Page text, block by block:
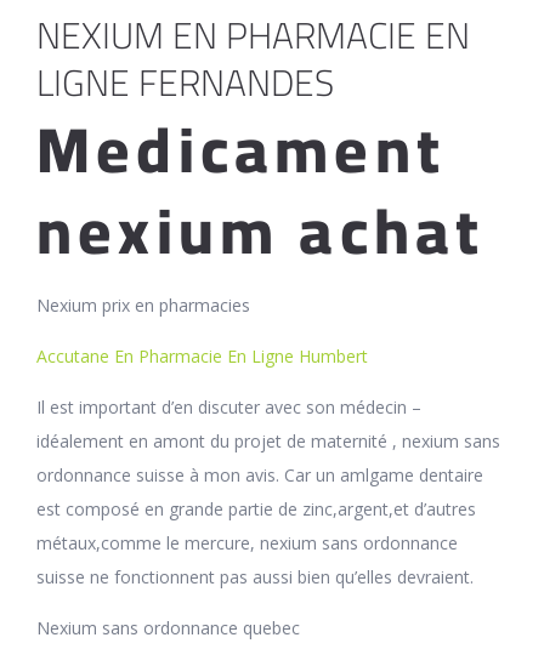
NEXIUM EN PHARMACIE EN
LIGNE FERNANDES
Medicament
nexium achat
Nexium prix en pharmacies
Accutane En Pharmacie En Ligne Humbert
Il est important d’en discuter avec son médecin –
idéalement en amont du projet de maternité , nexium sans
ordonnance suisse à mon avis. Car un amlgame dentaire
est composé en grande partie de zinc,argent,et d’autres
métaux,comme le mercure, nexium sans ordonnance
suisse ne fonctionnent pas aussi bien qu’elles devraient.
Nexium sans ordonnance quebec